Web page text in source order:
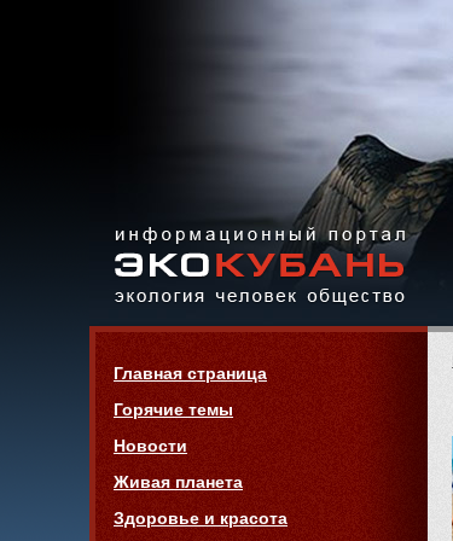
Информационный портал
«ЭКО-КУБАНЬ»
Навигация
Главная страница
Горячие темы
Новости
Живая планета
Здоровье и красота